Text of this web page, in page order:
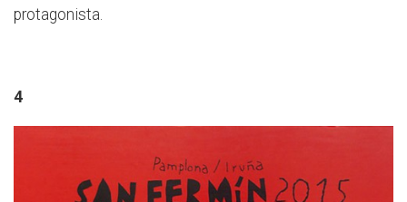
protagonista.
4